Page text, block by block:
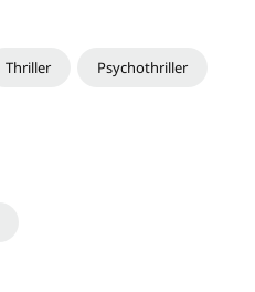
Thriller Psychothriller